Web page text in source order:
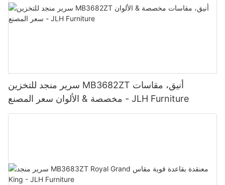
سرير منجد للتخزين MB3682ZT أنيق، مقاسات
مخصصة & الألوان سعر المصنع - JLH Furniture